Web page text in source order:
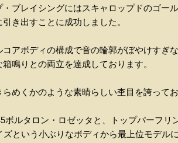
・ブレイシングにはスキャロップドのゴー
引き出すことに成功しました。
コアボディの構成で音の輪郭がぼやけすぎ
箱鳴りとの両立を達成しております。
らめくかのような素晴らしい杢目を誇って
ボルタロン・ロゼッタと、トップパーフリ
ズという小ぶりなボディから最上位モデル